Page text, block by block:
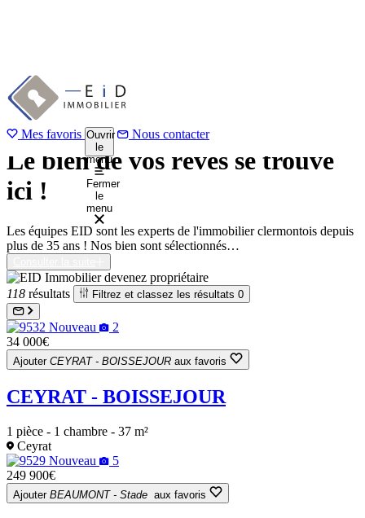
contenu
principal
Mes favoris Ouvrir
le
menu
Fermer
le
menu
Nous contacter
Accueil
Nos biens à vendre
Votre prochain lieu de vie
Le bien de vos rêves se trouve
ici !
Les équipes EID sont les experts de l'immobilier clermontois depuis
plus de 35 ans ! Nos bien sont sélectionnés…
118 résultats Filtrez et classez les résultats 0
Nouveau
2
34 000€
Ajouter CEYRAT - BOISSEJOUR aux favoris
CEYRAT - BOISSEJOUR
1 pièce - 1 chambre - 37 m²
Ceyrat
Nouveau
5
249 900€
Ajouter BEAUMONT - Stade aux favoris